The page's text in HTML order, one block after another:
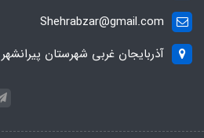
Shehrabzar@gmail.com
آذربایجان غربی شهرستان پیرانشهر